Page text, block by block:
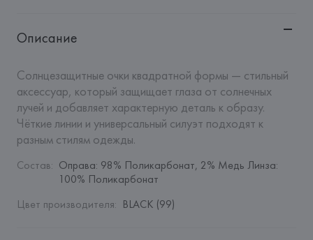
Описание
Солнцезащитные очки квадратной формы — стильный
аксессуар, который защищает глаза от солнечных
лучей и добавляет характерную деталь к образу.
Чёткие линии и универсальный силуэт подходят к
разным стилям одежды.
Состав: Оправа: 98% Поликарбонат, 2% Медь Линза:
100% Поликарбонат
Цвет производителя: BLACK (99)